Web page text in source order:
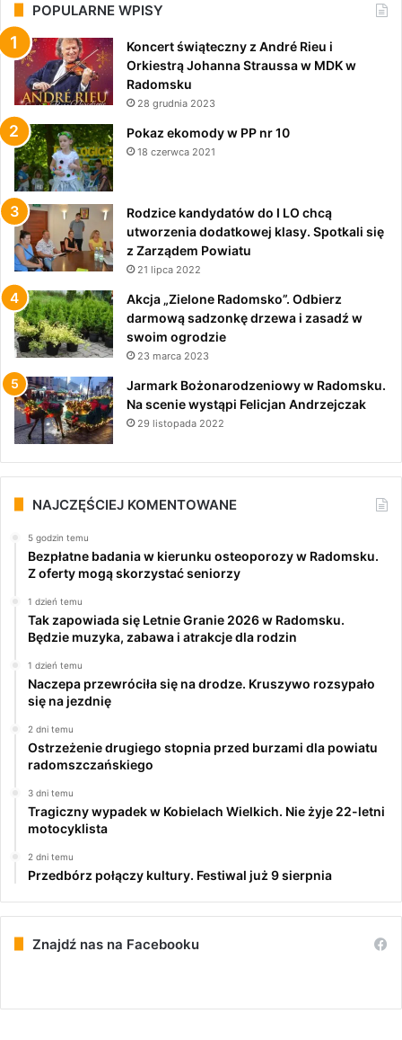
POPULARNE WPISY
Koncert świąteczny z André Rieu i
Orkiestrą Johanna Straussa w MDK w
Radomsku
28 grudnia 2023
Pokaz ekomody w PP nr 10
18 czerwca 2021
Rodzice kandydatów do I LO chcą
utworzenia dodatkowej klasy. Spotkali się
z Zarządem Powiatu
21 lipca 2022
Akcja „Zielone Radomsko”. Odbierz
darmową sadzonkę drzewa i zasadź w
swoim ogrodzie
23 marca 2023
Jarmark Bożonarodzeniowy w Radomsku.
Na scenie wystąpi Felicjan Andrzejczak
29 listopada 2022
NAJCZĘŚCIEJ KOMENTOWANE
5 godzin temu
Bezpłatne badania w kierunku osteoporozy w Radomsku.
Z oferty mogą skorzystać seniorzy
1 dzień temu
Tak zapowiada się Letnie Granie 2026 w Radomsku.
Będzie muzyka, zabawa i atrakcje dla rodzin
1 dzień temu
Naczepa przewróciła się na drodze. Kruszywo rozsypało
się na jezdnię
2 dni temu
Ostrzeżenie drugiego stopnia przed burzami dla powiatu
radomszczańskiego
3 dni temu
Tragiczny wypadek w Kobielach Wielkich. Nie żyje 22-letni
motocyklista
2 dni temu
Przedbórz połączy kultury. Festiwal już 9 sierpnia
Znajdź nas na Facebooku